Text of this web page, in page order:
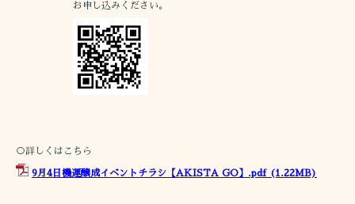
お申し込みください。
○詳しくはこちら
9月4日機運醸成イベントチラシ【AKISTA GO】.pdf(1.22MB)